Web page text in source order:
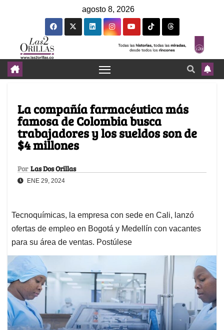
agosto 8, 2026
La compañía farmacéutica más
famosa de Colombia busca
trabajadores y los sueldos son de
$4 millones
Por Las Dos Orillas
ENE 29, 2024
Tecnoquímicas, la empresa con sede en Cali, lanzó
ofertas de empleo en Bogotá y Medellín con vacantes
para su área de ventas. Postúlese